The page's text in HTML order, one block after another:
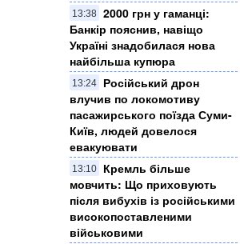
13:38 2000 грн у гаманці:
Банкір пояснив, навіщо
Україні знадобилася нова
найбільша купюра
13:24
Російський дрон
влучив по локомотиву
пасажирського поїзда Суми-
Київ, людей довелося
евакуювати
13:10
Кремль більше
мовчить: Що приховують
після вибухів із російськими
високопоставленими
військовими